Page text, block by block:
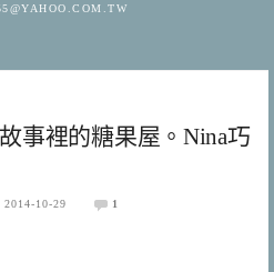
事裡的糖果屋。Nina巧
2014-10-29 1